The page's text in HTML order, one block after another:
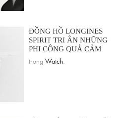
ĐỒNG HỒ LONGINES
SPIRIT TRI ÂN NHỮNG
PHI CÔNG QUẢ CẢM
trong Watch